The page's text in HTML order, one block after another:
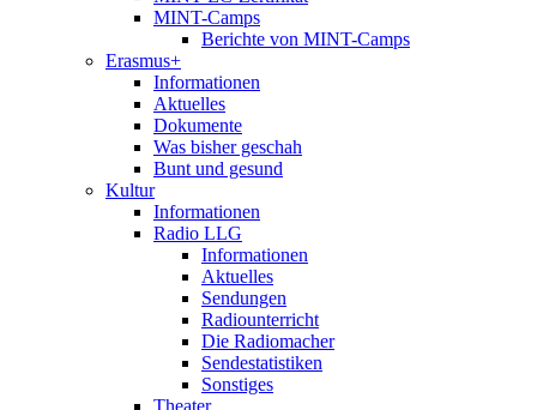
MINT-Camps
Berichte von MINT-Camps
Erasmus+
Informationen
Aktuelles
Dokumente
Was bisher geschah
Bunt und gesund
Kultur
Informationen
Radio LLG
Informationen
Aktuelles
Sendungen
Radiounterricht
Die Radiomacher
Sendestatistiken
Sonstiges
Theater